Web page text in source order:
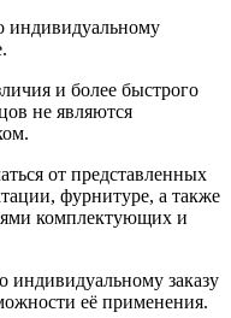
индивидуальному
и более быстрого
не являются
от представленных
фурнитуре, а также
комплектующих и
заказу
её применения.